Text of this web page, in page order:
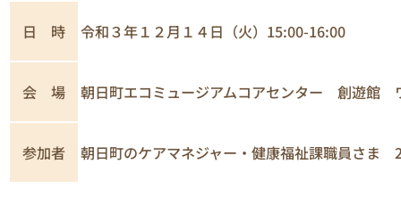
日 時 令和３年１２月１４日（火）15:00-16:00
会 場 朝日町エコミュージアムコアセンター 創遊館
参加者 朝日町のケアマネジャー・健康福祉課職員さま